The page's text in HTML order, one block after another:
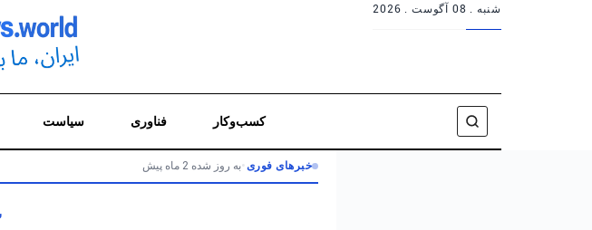
شنبه . 08 آگوست . 2026
کسب‌وکار فناوری سیاست
خبرهای فوری •به روز شده 2 ماه پیش